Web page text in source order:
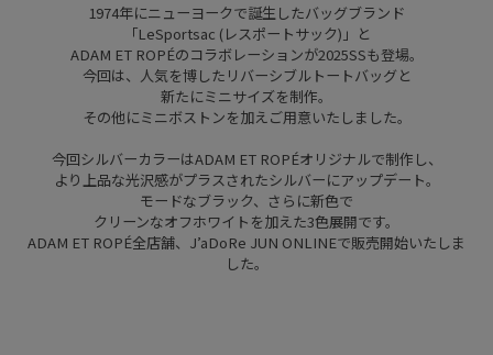
1974年にニューヨークで誕生したバッグブランド
「LeSportsac (レスポートサック)」と
ADAM ET ROPÉのコラボレーションが2025SSも登場。
今回は、人気を博したリバーシブルトートバッグと
新たにミニサイズを制作。
その他にミニボストンを加えご用意いたしました。
今回シルバーカラーはADAM ET ROPÉオリジナルで制作し、
より上品な光沢感がプラスされたシルバーにアップデート。
モードなブラック、さらに新色で
クリーンなオフホワイトを加えた3色展開です。
ADAM ET ROPÉ全店舗、J’aDoRe JUN ONLINEで販売開始いたしま
した。